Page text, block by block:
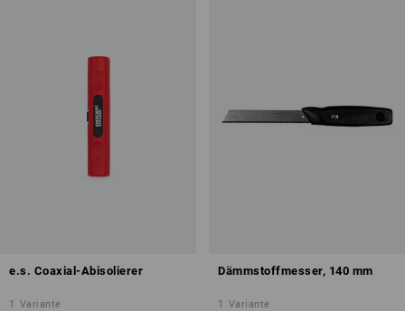
e.s. Coaxial-Abisolierer
1 Variante
Dämmstoffmesser, 140 mm
1 Variante